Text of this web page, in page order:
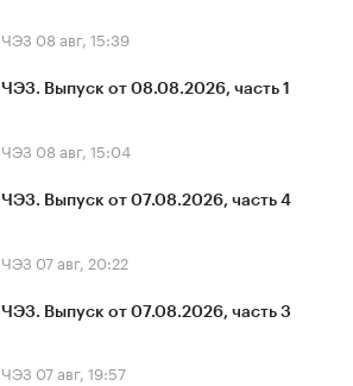
ЧЭЗ 08 авг, 15:39
ЧЭЗ. Выпуск от 08.08.2026, часть 1
ЧЭЗ 08 авг, 15:04
ЧЭЗ. Выпуск от 07.08.2026, часть 4
ЧЭЗ 07 авг, 20:22
ЧЭЗ. Выпуск от 07.08.2026, часть 3
ЧЭЗ 07 авг, 19:57